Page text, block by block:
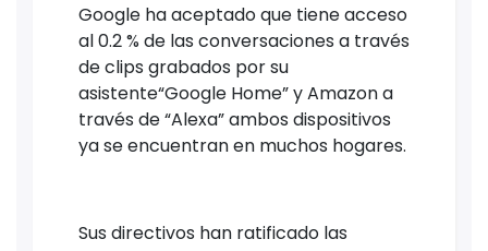
Google ha aceptado que tiene acceso
al 0.2 % de las conversaciones a través
de clips grabados por su
asistente“Google Home” y Amazon a
través de “Alexa” ambos dispositivos
ya se encuentran en muchos hogares.
Sus directivos han ratificado las